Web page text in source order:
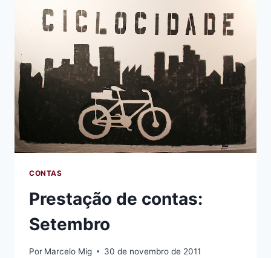
CONTAS
Prestação de contas:
Setembro
Por Marcelo Mig 30 de novembro de 2011